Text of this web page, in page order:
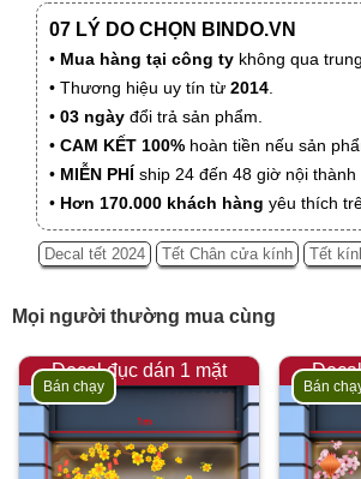
07 LÝ DO CHỌN BINDO.VN
• Mua hàng tại công ty không qua
• Thương hiệu uy tín từ 2014.
• 03 ngày đổi trả sản phẩm.
• CAM KẾT 100% hoàn tiền nếu sản
• MIỄN PHÍ ship 24 đến 48 giờ nội
• Hơn 170.000 khách hàng yêu thích
Decal tết 2024 Tết Chân cửa kính Tết
Mọi người thường mua cùng
Decal đục dán 1 mặt
Bán chạy Bán